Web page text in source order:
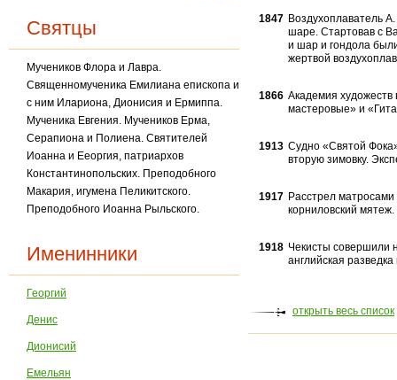
Святцы
Мучеников Флора и Лавра.
Священномученика Емилиана епископа и
с ним Илариона, Дионисия и Ермиппа.
Мученика Евгения. Мучеников Ерма,
Серапиона и Полиена. Святителей
Иоанна и Ееоргия, патриархов
Константинопольских. Преподобного
Макария, игумена Пеликитского.
Преподобного Иоанна Рыльского.
Именинники
Георгий
Денис
Дионисий
Емельян
1847 Воздухоплаватель
шаре. Стартовав с
и шар и гондола
жертвой
1866 Академия художеств
масте­ровые» и
1913 Судно «Святой
вторую зимовку.
1917 Расстрел
корниловский мятеж.
1918 Чекисты совершили
анг­лийская
открыть весь список